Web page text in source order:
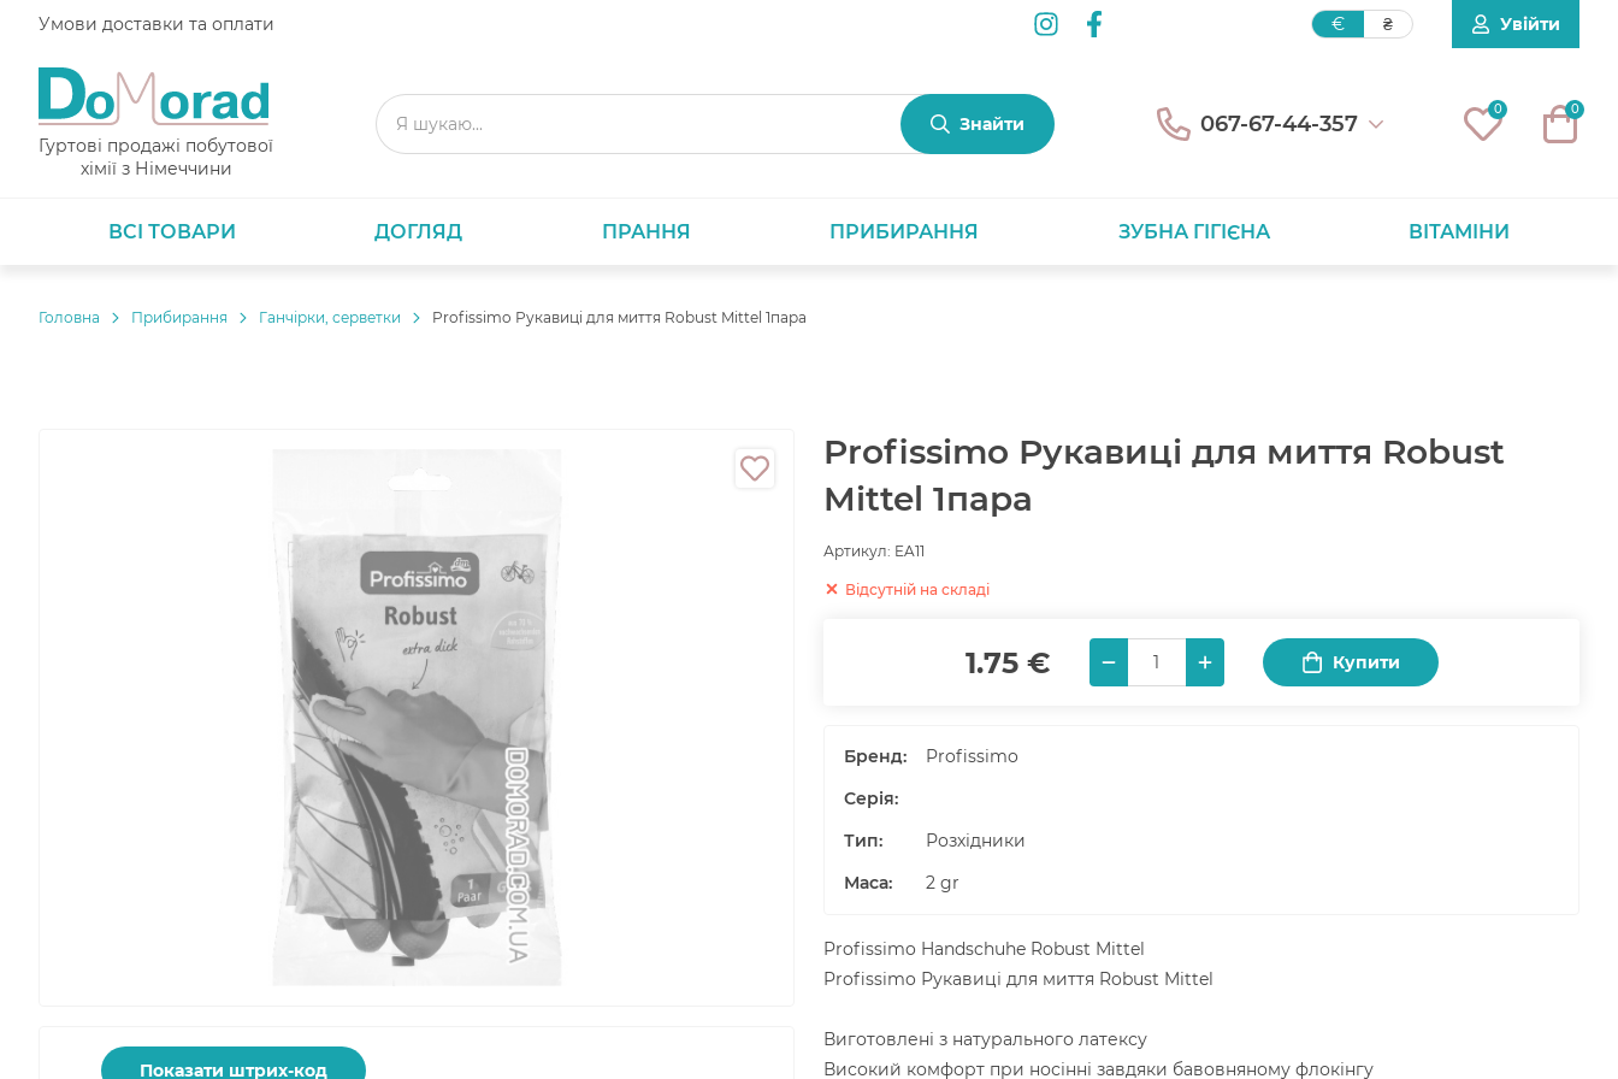
Умови доставки та оплати € ₴ Увійти
Гуртові продажі побутової
хімії з Німеччини
Знайти 067-67-44-357
0 0
ВСІ ТОВАРИ ДОГЛЯД ПРАННЯ ПРИБИРАННЯ ЗУБНА ГІГІЄНА ВІТАМІНИ
Головнa Прибирання Ганчірки, серветки Profissimo Рукавиці для миття Robust Mittel 1пара
Показати штрих-код
Profissimo Рукавиці для миття Robust
Mittel 1пара
Артикул: EA11
Відсутній на складі
1.75 € Купити
Бренд:
Profissimo
Серія:
Тип:
Розхідники
Маса: 2 gr
Profissimo Handschuhe Robust Mittel
Profissimo Рукавиці для миття Robust Mittel
Виготовлені з натурального латексу
Високий комфорт при носінні завдяки бавовняному флокінгу